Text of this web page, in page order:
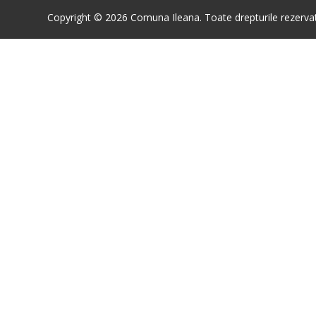
Copyright © 2026 Comuna Ileana. Toate drepturile